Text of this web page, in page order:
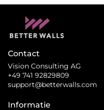
Contact
Vision Consulting AG
+49 741 92829809
support@betterwalls.com
Informatie